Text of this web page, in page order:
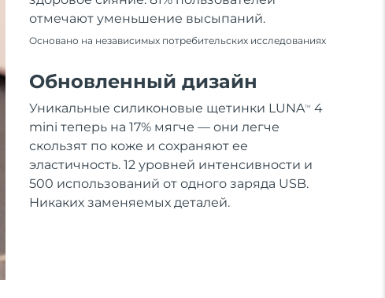
отмечают уменьшение высыпаний.
Основано на независимых потребительских исследованиях
Обновленный дизайн
Уникальные силиконовые щетинки LUNATM
4
mini теперь на 17% мягче — они легче
скользят по коже и сохраняют ее
эластичность. 12 уровней интенсивности и
500 использований от одного заряда USB.
Никаких заменяемых деталей.